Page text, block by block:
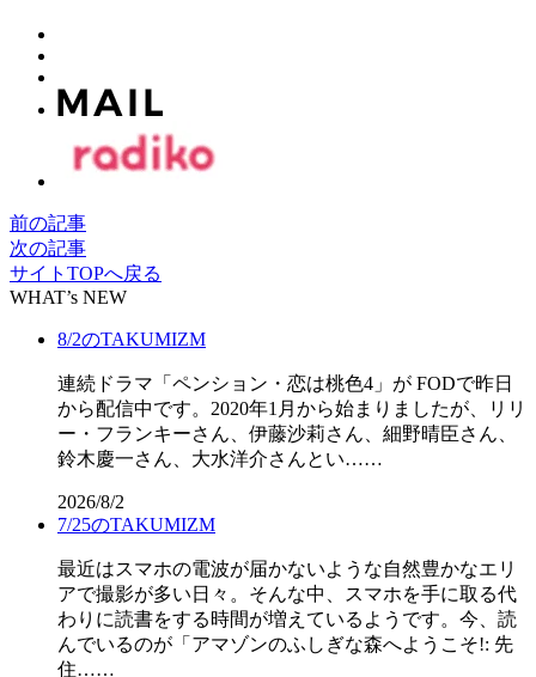
前の記事
次の記事
サイトTOPへ戻る
WHAT’s NEW
8/2のTAKUMIZM
連続ドラマ「ペンション・恋は桃色4」が FODで昨日
から配信中です。2020年1月から始まりましたが、リリ
ー・フランキーさん、伊藤沙莉さん、細野晴臣さん、
鈴木慶一さん、大水洋介さんとい……
2026/8/2
7/25のTAKUMIZM
最近はスマホの電波が届かないような自然豊かなエリ
アで撮影が多い日々。そんな中、スマホを手に取る代
わりに読書をする時間が増えているようです。今、読
んでいるのが「アマゾンのふしぎな森へようこそ!: 先
住……